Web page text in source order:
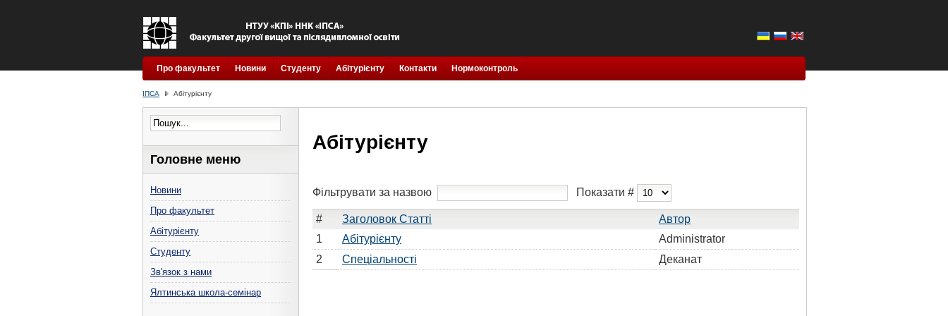
Про факультет Новини Студенту Абітурієнту Контакти Нормоконтроль
ІПСА Абітурієнту
Абітурієнту
Фільтрувати за назвою Показати #
# Заголовок Статті
Автор
1
Абітурієнту
Administrator
2
Спеціальності Деканат
Головне меню
Новини
Про факультет
Абітурієнту
Студенту
Зв'язок з нами
Ялтинська школа-семінар